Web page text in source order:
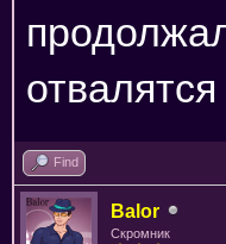
Find
Balor
Скромник